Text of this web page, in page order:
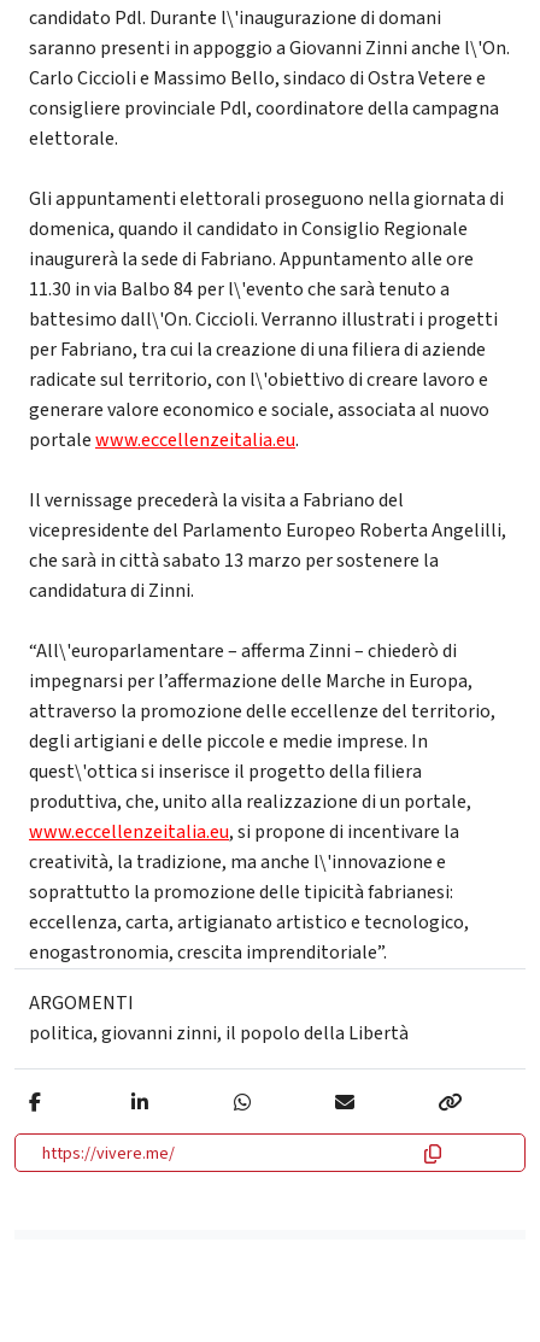
candidato Pdl. Durante l\'inaugurazione di domani
saranno presenti in appoggio a Giovanni Zinni anche l\'On.
Carlo Ciccioli e Massimo Bello, sindaco di Ostra Vetere e
consigliere provinciale Pdl, coordinatore della campagna
elettorale.
Gli appuntamenti elettorali proseguono nella giornata di
domenica, quando il candidato in Consiglio Regionale
inaugurerà la sede di Fabriano. Appuntamento alle ore
11.30 in via Balbo 84 per l\'evento che sarà tenuto a
battesimo dall\'On. Ciccioli. Verranno illustrati i progetti
per Fabriano, tra cui la creazione di una filiera di aziende
radicate sul territorio, con l\'obiettivo di creare lavoro e
generare valore economico e sociale, associata al nuovo
portalewww.eccellenzeitalia.eu.
Il vernissage precederà la visita a Fabriano del
vicepresidente del Parlamento Europeo Roberta Angelilli,
che sarà in città sabato 13 marzo per sostenere la
candidatura di Zinni.
“All\'europarlamentare – afferma Zinni – chiederò di
impegnarsi per l’affermazione delle Marche in Europa,
attraverso la promozione delle eccellenze del territorio,
degli artigiani e delle piccole e medie imprese. In
quest\'ottica si inserisce il progetto della filiera
produttiva, che, unito alla realizzazione di un portale,
www.eccellenzeitalia.eu, si propone di incentivare la
creatività, la tradizione, ma anche l\'innovazione e
soprattutto la promozione delle tipicità fabrianesi:
eccellenza, carta, artigianato artistico e tecnologico,
enogastronomia, crescita imprenditoriale”.
ARGOMENTI
politica,giovanni zinni, il popolo della Libertà
https://vivere.me/